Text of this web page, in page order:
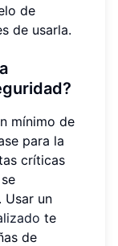
de
de usarla.
mínimo de
para la
críticas
Usar un
te
de